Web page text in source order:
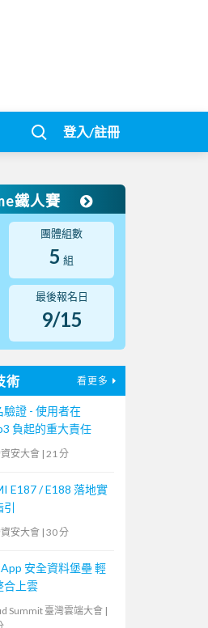
登入/註冊
鐵人賽
團體組數
5 組
最後報名日
9/15
術 看更多
驗證 - 使用者在
負起的重大責任
安大會 | 21 分
E187 / E188 落地實
引
安大會 | 30 分
安全資料堡壘 輕
合上雲
Summit 臺灣雲端大會 |